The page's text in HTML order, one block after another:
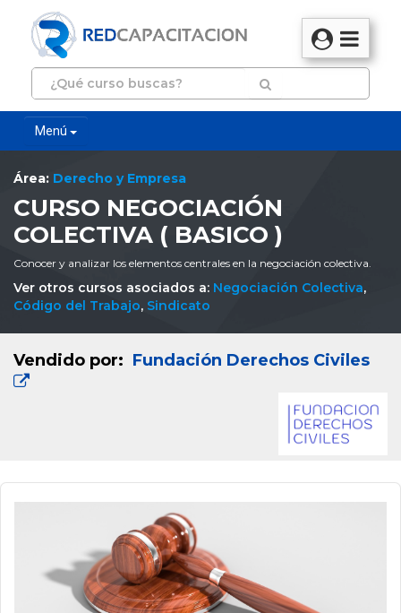
Menú
Área: Derecho y Empresa
CURSO NEGOCIACIÓN
COLECTIVA ( BASICO )
Conocer y analizar los elementos centrales en la negociación colectiva.
Ver otros cursos asociados a: Negociación Colectiva,
Código del Trabajo, Sindicato
Vendido por: Fundación Derechos Civiles